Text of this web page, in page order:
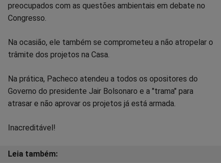
preocupados com as questões ambientais em debate no
Congresso.
Na ocasião, ele também se comprometeu a não atropelar o
trâmite dos projetos na Casa.
Na prática, Pacheco atendeu a todos os opositores do
Governo do presidente Jair Bolsonaro e a "trama" para
atrasar e não aprovar os projetos já está armada.
Inacreditável!